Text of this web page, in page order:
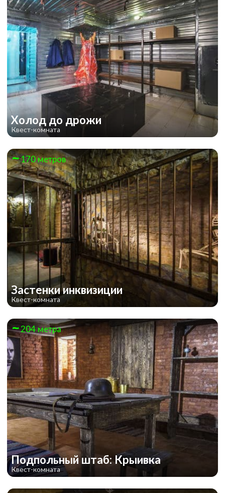
Холод до дрожи
Квест-комната
170 метров
Застенки инквизиции
Квест-комната
204 метра
Подпольный штаб: Крыивка
Квест-комната